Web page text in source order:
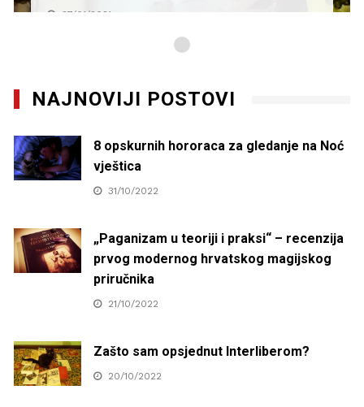
27/01/2021
NAJNOVIJI POSTOVI
8 opskurnih hororaca za gledanje na Noć
vještica
31/10/2022
„Paganizam u teoriji i praksi“ – recenzija
prvog modernog hrvatskog magijskog
priručnika
21/10/2022
Zašto sam opsjednut Interliberom?
20/10/2022